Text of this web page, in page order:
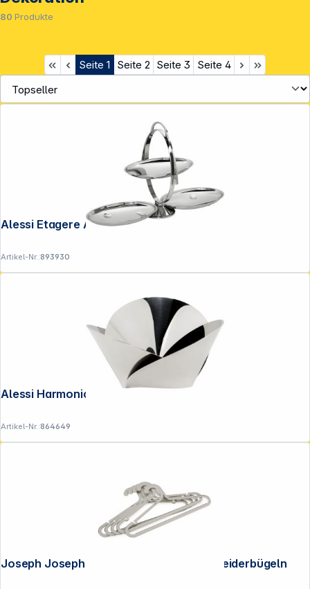
80 Produkte
Seite 1 Seite 2 Seite 3 Seite 4
Artikel-Nr.:893930
Alessi Harmonic Schale 22cm ABI03
Artikel-Nr.:864649
Joseph Joseph Orderly ecru Set mit 5 Kleiderbügeln
Service